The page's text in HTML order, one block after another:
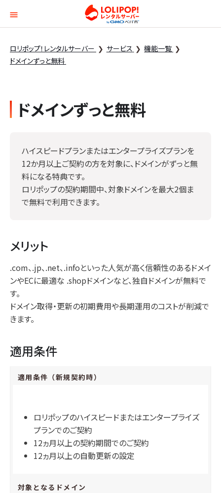
ロリポップ！レンタル
ロリポップ！レンタルサーバー サービス
機能一覧
ドメインずっと無料
ドメインずっと無料
ハイスピードプランまたはエンタープライズプランを
12か月以上ご契約の方を対象に、ドメインがずっと無
料になる特典です。
ロリポップの契約期間中、対象ドメインを最大2個ま
で無料で利用できます。
メリット
.com、.jp、.net、.infoといった人気が高く信頼性のあるドメイ
ンやECに最適な .shopドメインなど、独自ドメインが無料で
す。
ドメイン取得・更新の初期費用や長期運用のコストが削減で
きます。
適用条件
適用条件（新規契約時）
ロリポップのハイスピードまたはエンタープライズ
プランでのご契約
12ヵ月以上の契約期間でのご契約
12ヵ月以上の自動更新の設定
対象となるドメイン